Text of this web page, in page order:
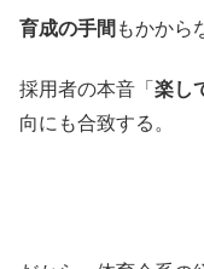
育成の手間 もかから
採用者の本音「 楽し
向にも合致する。